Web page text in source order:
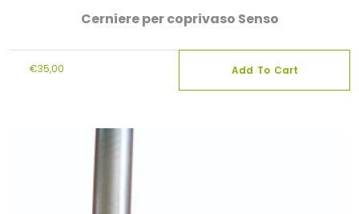
Cerniere per coprivaso Senso
€35,00 Add To Cart